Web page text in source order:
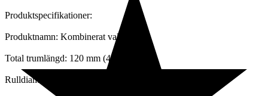
Produktspecifikationer:
Produktnamn: Kombinerat valsverk
Total trumlängd: 120 mm (4,72 tum)
Rulldiameter: 55 mm (2,17 tum)